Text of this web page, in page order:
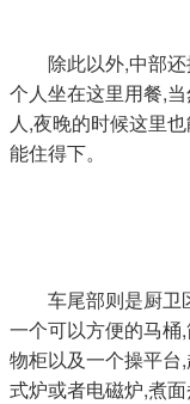
除此以外,中部
个人坐在这里用餐,
人,夜晚的时候这里
能住得下。
车尾部则是厨卫
一个可以方便的马桶
物柜以及一个操平台
式炉或者电磁炉,煮面